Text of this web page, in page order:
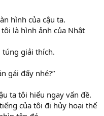
hình của cậu ta.
là hình ảnh của Nhật
túng giải thích.
gái đấy nhé?”
ta tôi hiểu ngay vấn đề.
của tôi đi hủy hoại thế